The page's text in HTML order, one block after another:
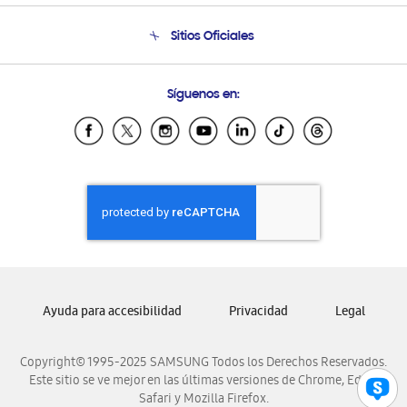
Condiciones de Compra
Soporte vía eMail
Sitios Oficiales
Samsung Ecuador
Samsung El Salvador
Samsung Honduras
Samsung Nicaragua
Samsung Panamá
Samsung Venezuela
Síguenos en:
Copyright© 1995-2025 SAMSUNG Todos los Derechos Reservados.
Este sitio se ve mejor en las últimas versiones de Chrome, Edge,
Safari y Mozilla Firefox.
Ayuda para accesibilidad Privacidad Legal